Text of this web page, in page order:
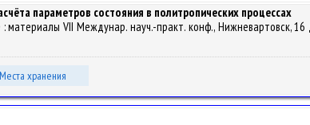
параметров состояния в политропических процессах
VII Междунар. науч.-практ. конф., Нижневартовск,
Места хранения